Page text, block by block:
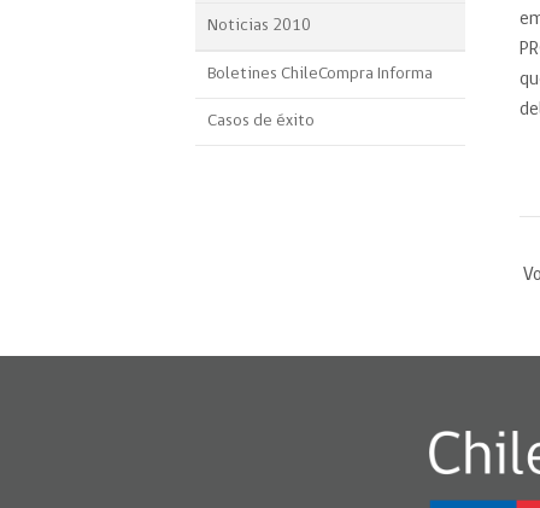
Noticias 2010
Boletines ChileCompra Informa
Casos de éxito